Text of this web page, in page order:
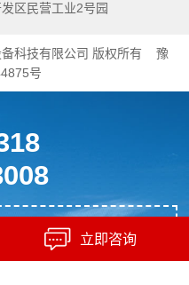
区民营工业2号园
科技有限公司 版权所有 豫
号
,重型给料机厂家
立即咨询